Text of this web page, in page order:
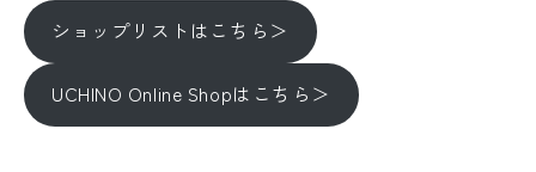
ショップリストはこちら＞
UCHINO Online Shopはこちら＞